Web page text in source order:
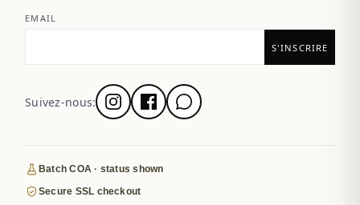
EMAIL
Suivez-nous:
Batch COA · status shown
Secure SSL checkout